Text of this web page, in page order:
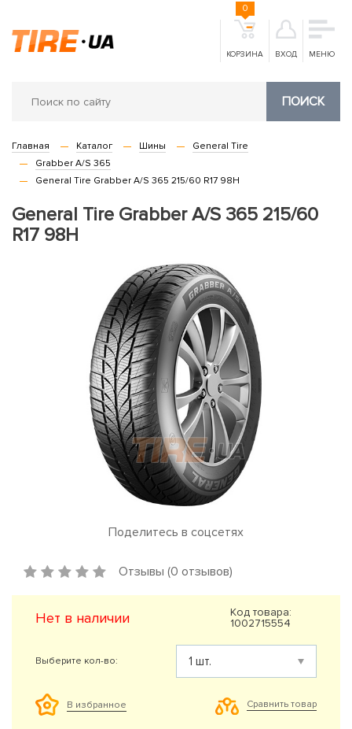
КОРЗИНА
0
ВХОД МЕНЮ
ПОИСК
Главная Каталог Шины
General Tire
Grabber A/S 365
General Tire Grabber A/S 365 215/60 R17 98H
General Tire Grabber A/S 365 215/60
R17 98H
Поделитесь в соцсетях
Отзывы (0 отзывов)
Нет в наличии
Код товара:
1002715554
Выберите кол-во:
В избранное Сравнить товар